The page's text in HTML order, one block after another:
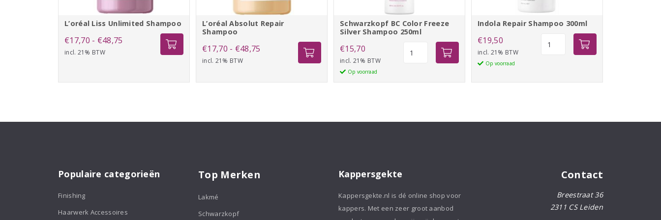
L’oréal Liss Unlimited Shampoo
€17,70 - €48,75
€48,75
incl. 21% BTW
L’oréal Absolut Repair
Shampoo
€17,70 - €48,75
incl. 21% BTW
Schwarzkopf BC Color Freeze
Silver Shampoo 250ml
€15,70
incl. 21% BTW
Op voorraad
Schwarzkopf
Freeze
250ml
Indola Repair Shampoo 300ml
€19,50
incl. 21% BTW
Op voorraad
Populaire categorieën
Finishing
Haarwerk Accessoires
Top Merken
Lakmé
Schwarzkopf
Kappersgekte
Kappersgekte.nl is dé online shop voor
kappers. Met een zeer groot aanbod
Contact
Breestraat 36
2311 CS Leiden